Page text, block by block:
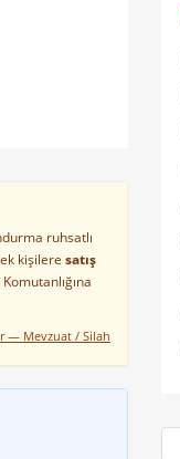
ruhsatlı
kişilere satış
— Mevzuat / Silah